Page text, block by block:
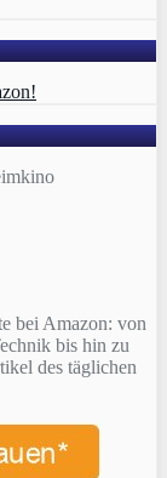
bei Amazon: von
bis hin zu
des täglichen